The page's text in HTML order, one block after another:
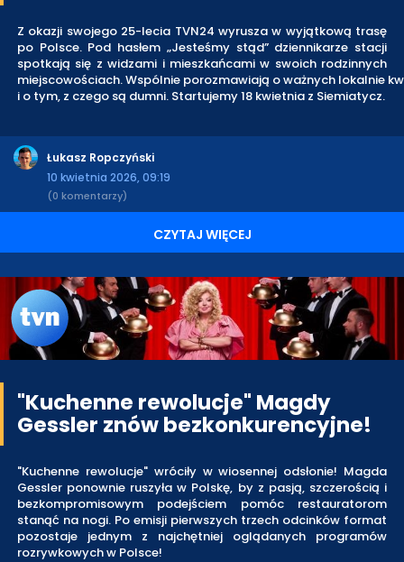
Z okazji swojego 25-lecia TVN24 wyrusza w wyjątkową trasę
po Polsce. Pod hasłem „Jesteśmy stąd” dziennikarze stacji
spotkają się z widzami i mieszkańcami w swoich rodzinnych
miejscowościach. Wspólnie porozmawiają o ważnych lokalnie
i o tym, z czego są dumni. Startujemy 18 kwietnia z Siemiatycz.
Łukasz Ropczyński
10 kwietnia 2026, 09:19
(0 komentarzy)
CZYTAJ WIĘCEJ
"Kuchenne rewolucje" Magdy
Gessler znów bezkonkurencyjne!
"Kuchenne rewolucje" wróciły w wiosennej odsłonie! Magda
Gessler ponownie ruszyła w Polskę, by z pasją, szczerością i
bezkompromisowym podejściem pomóc restauratorom
stanąć na nogi. Po emisji pierwszych trzech odcinków format
pozostaje jednym z najchętniej oglądanych programów
rozrywkowych w Polsce!